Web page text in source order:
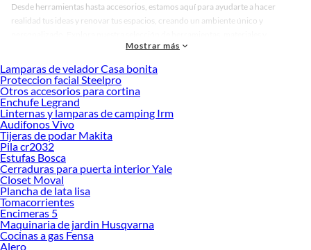
Desde herramientas hasta accesorios, estamos aquí para ayudarte a hacer
realidad tus ideas y renovar tus espacios, creando un ambiente único y
accesorios de calidad que te ayudarán a crear un espacio más tú.
Desde remodelaciones hasta proyectos de decoración, estamos aquí para hacer
tus ideas realidad. ¡Visítanos y encuentra todo lo que tenemos para ofrecerte en
Cuerdas y cordeles!
Explora la variedad de productos de Cuerdas y cordeles en Sodimac
Herramientas, materiales y accesorios de calidad para tus proyectos y
renovación de espacios. ¡Visítanos y descubre todo lo que tenemos para
ofrecerte!
Encuentra una amplia variedad de productos de Cuerdas y cordeles en Sodimac.
Encuentra todo lo necesario para tus proyectos de renovación y decoración.
¡Visítanos y haz tus ideas realidad!
Mostrar más
Lamparas de velador Casa bonita
Proteccion facial Steelpro
Otros accesorios para cortina
Enchufe Legrand
Linternas y lamparas de camping Irm
Audifonos Vivo
Tijeras de podar Makita
Pila cr2032
Estufas Bosca
Cerraduras para puerta interior Yale
Closet Moval
Plancha de lata lisa
Tomacorrientes
Encimeras 5
Maquinaria de jardin Husqvarna
Cocinas a gas Fensa
Alero